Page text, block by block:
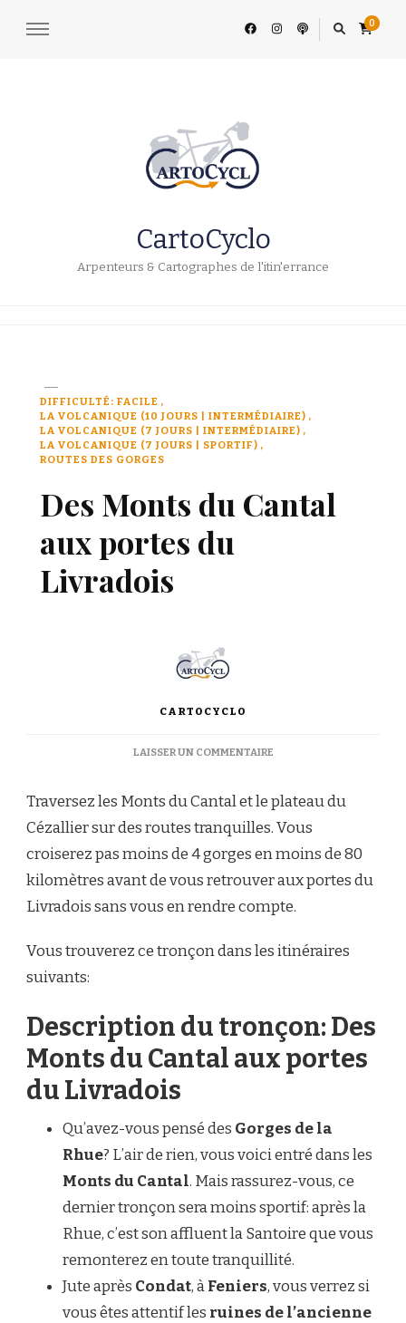
0
CartoCyclo
Arpenteurs & Cartographes de l'itin'errance
DIFFICULTÉ: FACILE
LA VOLCANIQUE (10 JOURS | INTERMÉDIAIRE)
LA VOLCANIQUE (7 JOURS | INTERMÉDIAIRE)
LA VOLCANIQUE (7 JOURS | SPORTIF)
ROUTES DES GORGES
Des Monts du Cantal
aux portes du
Livradois
CARTOCYCLO
LAISSER UN COMMENTAIRE
Traversez les Monts du Cantal et le plateau du
Cézallier sur des routes tranquilles. Vous
croiserez pas moins de 4 gorges en moins de 80
kilomètres avant de vous retrouver aux portes du
Livradois sans vous en rendre compte.
Vous trouverez ce tronçon dans les itinéraires
suivants:
Description du tronçon: Des
Monts du Cantal aux portes
du Livradois
Qu’avez-vous pensé des Gorges de la
Rhue? L’air de rien, vous voici entré dans les
Monts du Cantal. Mais rassurez-vous, ce
dernier tronçon sera moins sportif: après la
Rhue, c’est son affluent la Santoire que vous
remonterez en toute tranquillité.
Jute après Condat, àFeniers, vous verrez si
vous êtes attentif les ruines de l’ancienne